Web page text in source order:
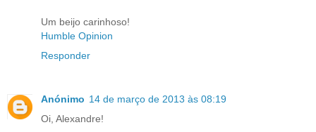
Um beijo carinhoso!
Humble Opinion
Responder
Anónimo 14 de março de 2013 às 08:19
Oi, Alexandre!